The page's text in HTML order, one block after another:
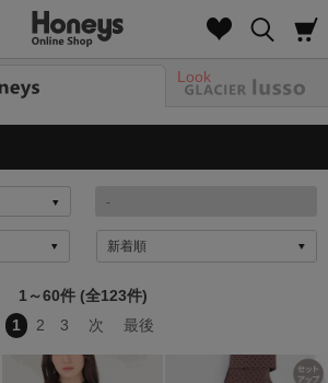
Look
1～60件 (全123件)
1
2 3 次 最後